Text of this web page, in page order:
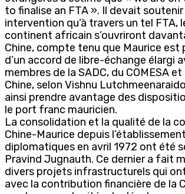
to finalise an FTA ». Il devait
intervention qu’à travers un tel FTA,
continent africain s’ouvriront
Chine, compte tenu que Maurice est
d’un accord de libre-échange élargi
membres de la SADC, du COMESA et
Chine, selon Vishnu
ainsi prendre avantage des
le port franc mauricien.
La consolidation et la qualité de la
Chine-Maurice depuis
diplomatiques en avril 1972 ont été
Pravind Jugnauth. Ce dernier a fait
divers projets infrastructurels qui
avec la contribution financière de la